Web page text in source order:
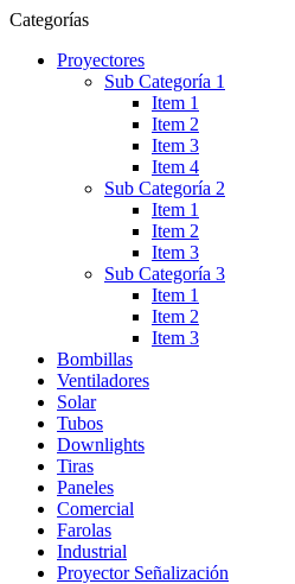
Categorías
Proyectores
Sub Categoría 1
Item 1
Item 2
Item 3
Item 4
Sub Categoría 2
Item 1
Item 2
Item 3
Sub Categoría 3
Item 1
Item 2
Item 3
Bombillas
Ventiladores
Solar
Tubos
Downlights
Tiras
Paneles
Comercial
Farolas
Industrial
Proyector Señalización